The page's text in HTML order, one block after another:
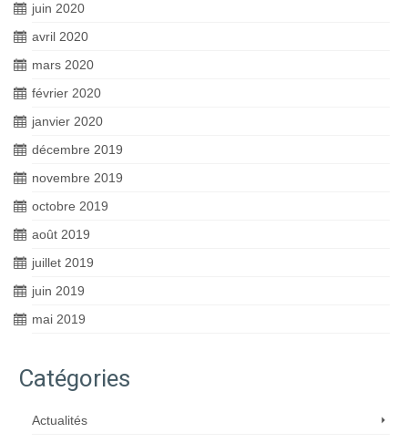
juin 2020
avril 2020
mars 2020
février 2020
janvier 2020
décembre 2019
novembre 2019
octobre 2019
août 2019
juillet 2019
juin 2019
mai 2019
Catégories
Actualités